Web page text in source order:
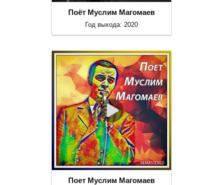
Поёт Муслим Магомаев
Год выхода: 2020
Поет Муслим Магомаев